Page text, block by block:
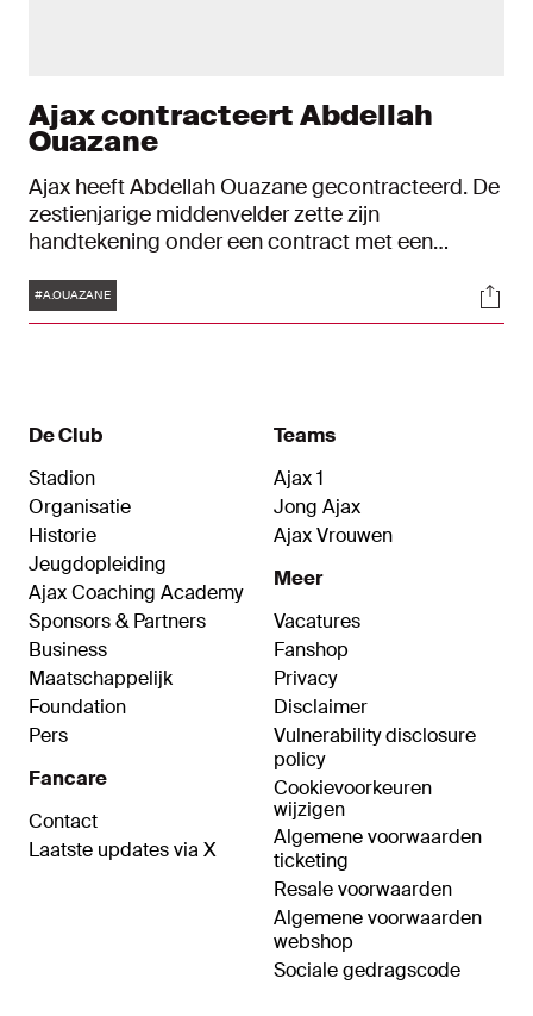
Ajax contracteert Abdellah
Ouazane
Ajax heeft Abdellah Ouazane gecontracteerd. De
zestienjarige middenvelder zette zijn
handtekening onder een contract met een
Tags
#A.OUAZANE
De Club
Stadion
Organisatie
Historie
Jeugdopleiding
Ajax Coaching Academy
Sponsors & Partners
Business
Maatschappelijk
Foundation
Pers
Fancare
Contact
Laatste updates via X
Teams
Ajax 1
Jong Ajax
Ajax Vrouwen
Meer
Vacatures
Fanshop
Privacy
Disclaimer
Vulnerability disclosure
policy
Cookievoorkeuren
wijzigen
Algemene voorwaarden
ticketing
Resale voorwaarden
Algemene voorwaarden
webshop
Sociale gedragscode